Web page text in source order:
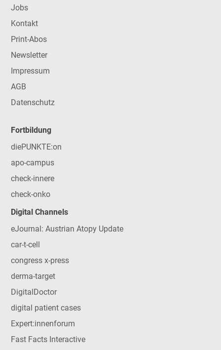
Jobs
Kontakt
Print-Abos
Newsletter
Impressum
AGB
Datenschutz
Fortbildung
diePUNKTE:on
apo-campus
check-innere
check-onko
Digital Channels
eJournal: Austrian Atopy Update
car-t-cell
congress x-press
derma-target
DigitalDoctor
digital patient cases
Expert:innenforum
Fast Facts Interactive